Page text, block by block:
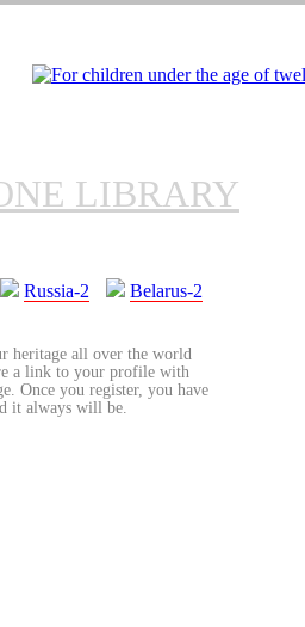
LIBRARY
Russia-2 Belarus-2
heritage all over the world
a link to your profile with
Once you register, you have
it always will be.